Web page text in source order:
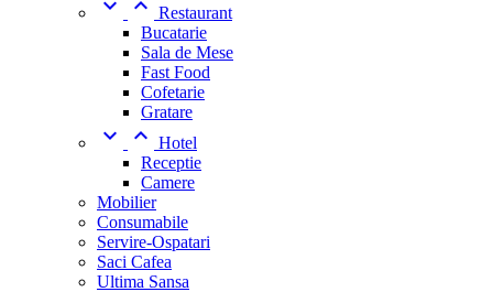
  Restaurant
Bucatarie
Sala de Mese
Fast Food
Cofetarie
Gratare
  Hotel
Receptie
Camere
Mobilier
Consumabile
Servire-Ospatari
Saci Cafea
Ultima Sansa